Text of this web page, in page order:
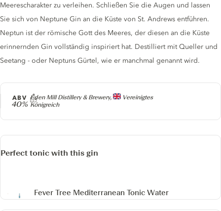
Producer
Eden Mill Distillery & Brewery,
Vereinigtes
Königreich
ABV
40%
Meerescharakter zu verleihen. Schließen Sie die Augen und lassen
Sie sich von Neptune Gin an die Küste von St. Andrews entführen.
Neptun ist der römische Gott des Meeres, der diesen an die Küste
erinnernden Gin vollständig inspiriert hat. Destilliert mit Queller und
Seetang - oder Neptuns Gürtel, wie er manchmal genannt wird.
Perfect tonic with this gin
Fever Tree Mediterranean Tonic Water